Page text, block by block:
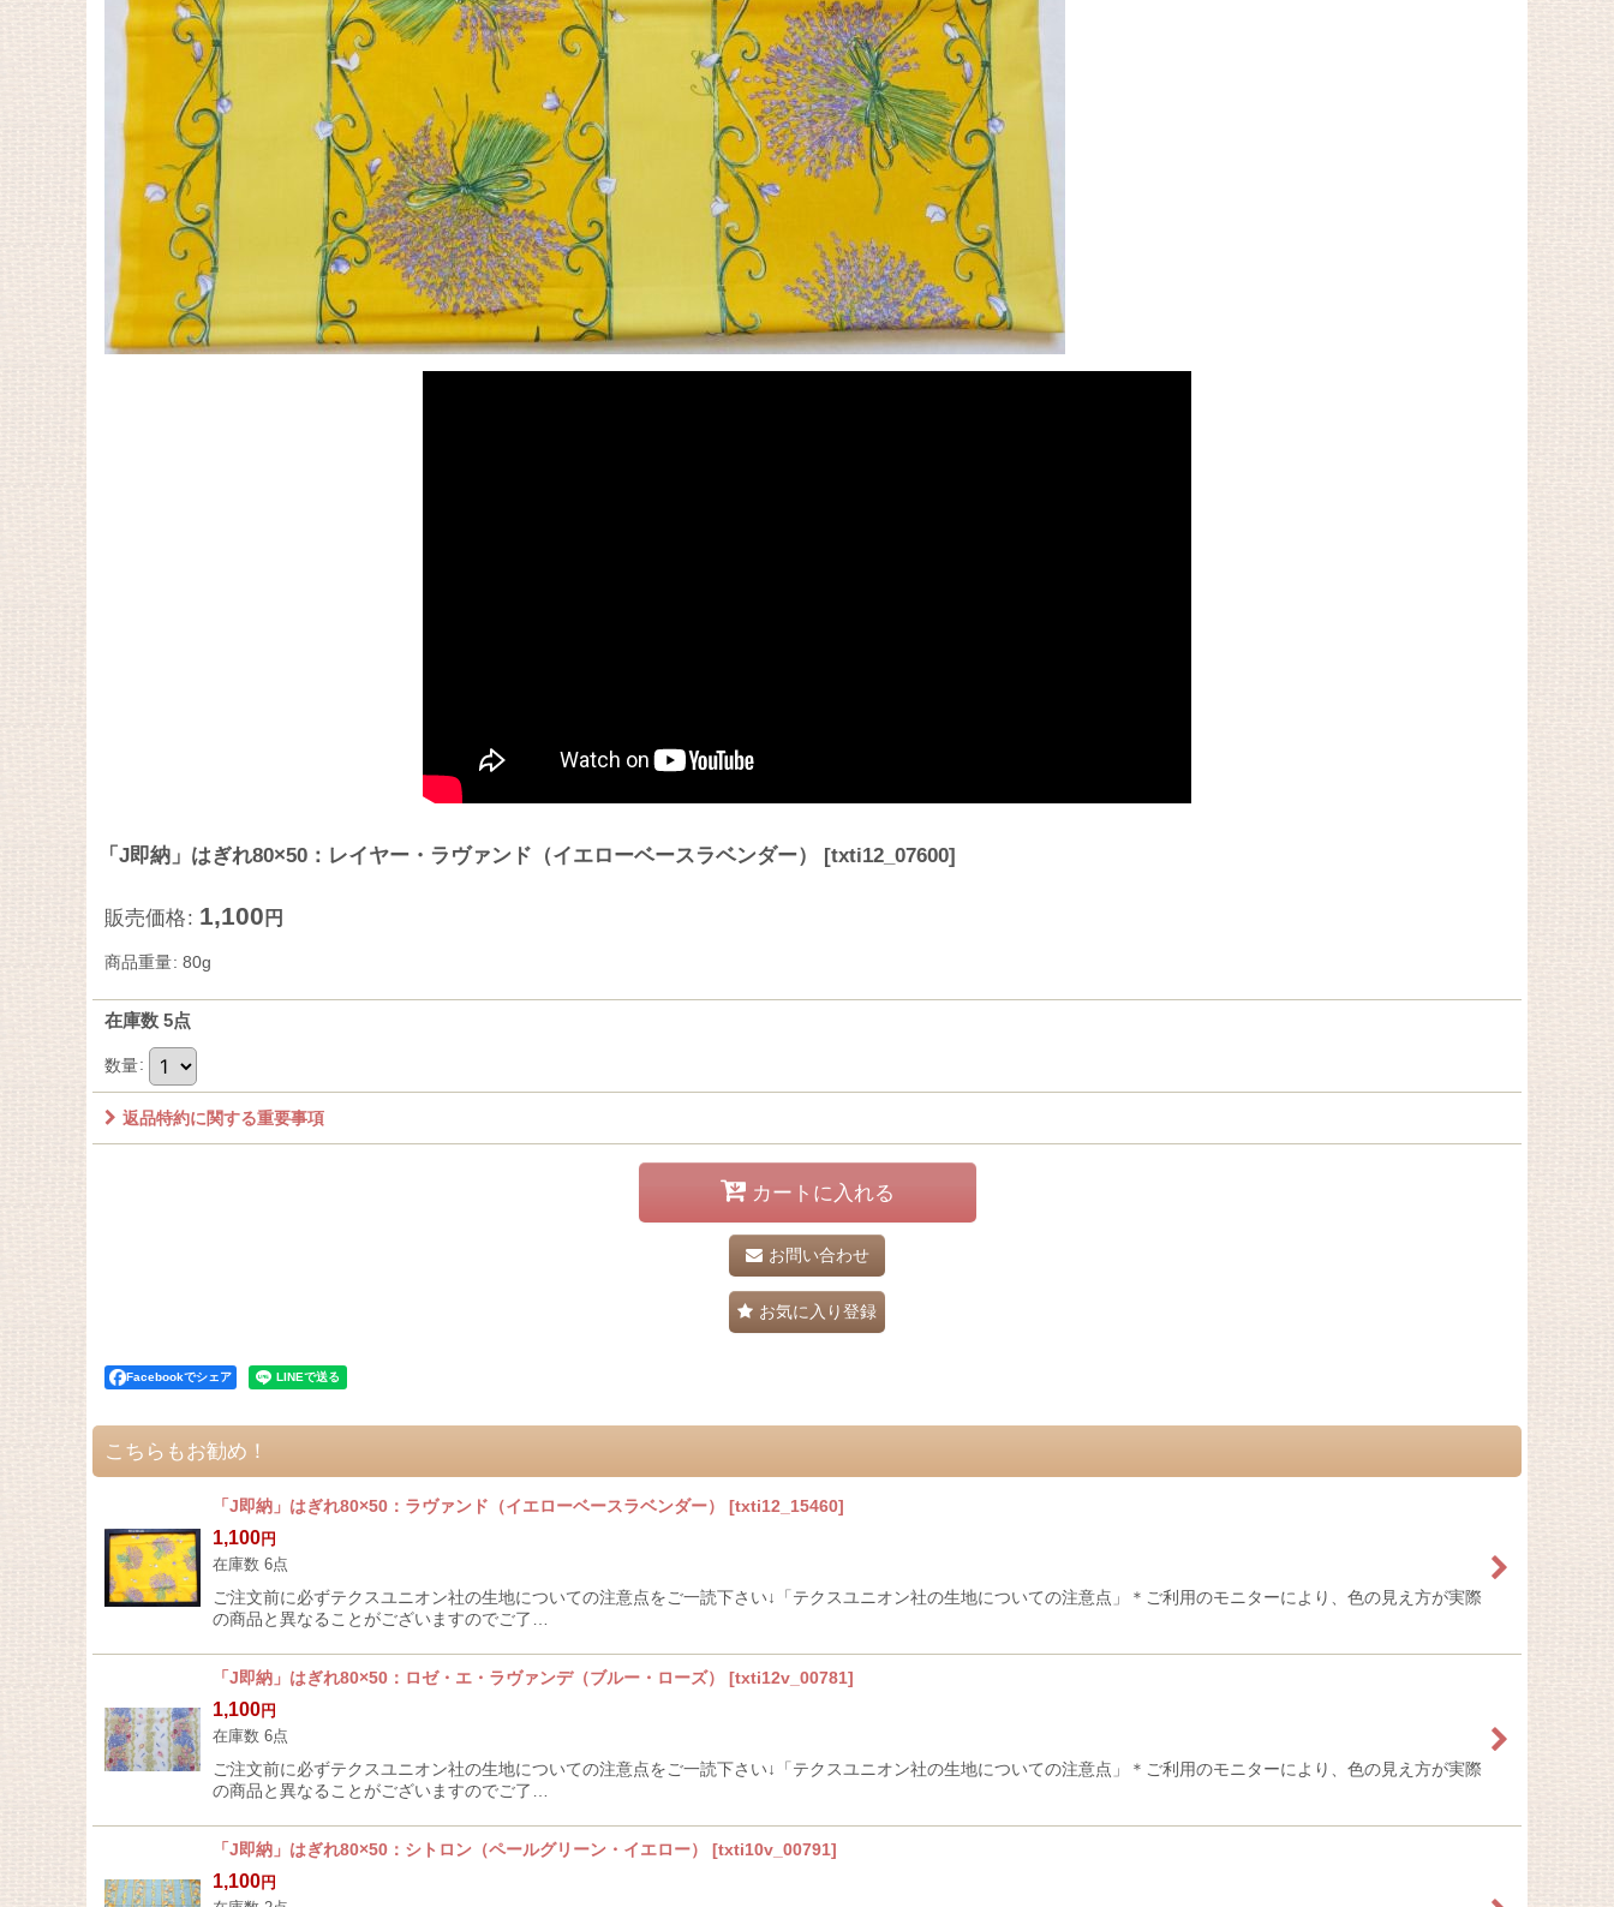
「J即納」はぎれ80×50：レイヤー・ラヴァンド（イエローベースラベンダー） [txti12_07600]
販売価格: 1,100 円
商品重量: 80g
在庫数 5点
数量:
返品特約に関する重要事項
カートに入れる
お問い合わせ
お気に入り登録
Facebookでシェア
こちらもお勧め！
「J即納」はぎれ80×50：ラヴァンド（イエローベースラベンダー） [txti12_15460]
1,100円
在庫数 6点
ご注文前に必ずテクスユニオン社の生地についての注意点をご一読下さい↓「テクスユニオン社の生地についての注意点」＊ご利用のモニターにより、色の見え方が実際
の商品と異なることがございますのでご了…
「J即納」はぎれ80×50：ロゼ・エ・ラヴァンデ（ブルー・ローズ） [txti12v_00781]
1,100円
在庫数 6点
ご注文前に必ずテクスユニオン社の生地についての注意点をご一読下さい↓「テクスユニオン社の生地についての注意点」＊ご利用のモニターにより、色の見え方が実際
の商品と異なることがございますのでご了…
「J即納」はぎれ80×50：シトロン（ペールグリーン・イエロー） [txti10v_00791]
1,100円